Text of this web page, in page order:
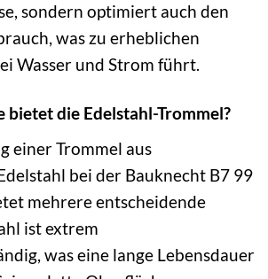
sondern optimiert auch den
was zu erheblichen
Wasser und Strom führt.
bietet die Edelstahl-Trommel?
einer Trommel aus
bei der Bauknecht B7 99
mehrere entscheidende
ist extrem
was eine lange Lebensdauer